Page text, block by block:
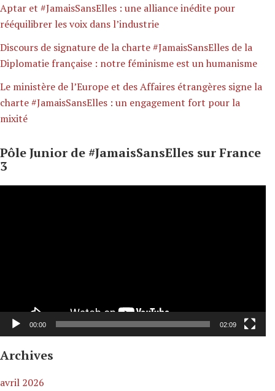
Aptar et #JamaisSansElles : une alliance inédite pour
rééquilibrer les voix dans l’industrie
Discours de signature de la charte #JamaisSansElles de la
Diplomatie française : notre féminisme est un humanisme
Le ministère de l’Europe et des Affaires étrangères signe la
charte #JamaisSansElles : un engagement fort pour la
mixité
Pôle Junior de #JamaisSansElles sur France
3
00:00 02:09
Archives
avril 2026